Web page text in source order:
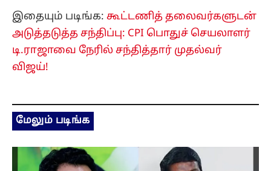
இதையும் படிங்க: கூட்டணித் தலைவர்களுடன்
அடுத்தடுத்த சந்திப்பு: CPI பொதுச் செயலாளர்
டி.ராஜாவை நேரில் சந்தித்தார் முதல்வர்
விஜய்!
மேலும் படிங்க